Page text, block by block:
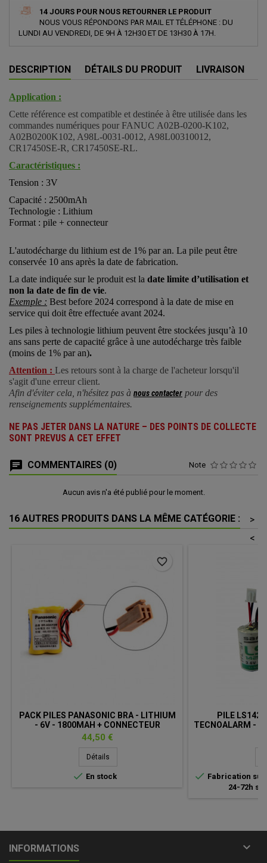
14 JOURS POUR NOUS RETOURNER LE PRODUIT
NOUS VOUS RÉPONDONS PAR MAIL ET TÉLÉPHONE : DU
LUNDI AU VENDREDI, DE 9H À 12H30 ET DE 13H30 À 17H.
DESCRIPTION DÉTAILS DU PRODUIT LIVRAISON
Application :
Cette référence est compatible et destinée à être utilisée dans les
commandes numériques pour FANUC A02B-0200-K102,
A02B0200K102, A98L-0031-0012, A98L00310012,
CR17450SE-R, CR17450SE-RL.
Caractéristiques :
Tension : 3V
Capacité : 2500mAh
Technologie : Lithium
Format : pile + connecteur
L'autodécharge du lithium est de 1% par an. La pile peut être
conservée 10 ans après la date de fabrication.
La date indiquée sur le produit est la date limite d’utilisation et
non la date de fin de vie.
Exemple : Best before 2024 correspond à la date de mise en
service qui doit être effectuée avant 2024.
Les piles à technologie lithium peuvent être stockées jusqu’à 10
ans sans perte de capacité grâce à une autodécharge très faible
(moins de 1% par an).
Attention : Les retours sont à la charge de l'acheteur lorsqu'il
s'agit d'une erreur client.
Afin d'éviter cela, n'hésitez pas à nous contacter pour des
renseignements supplémentaires.
NE PAS JETER DANS LA NATURE – DES POINTS DE COLLECTE
SONT PREVUS A CET EFFET
COMMENTAIRES (0) Note
Aucun avis n'a été publié pour le moment.
16 AUTRES PRODUITS DANS LA MÊME CATÉGORIE :
>
<
PACK PILES PANASONIC BRA - LITHIUM
- 6V - 1800MAH + CONNECTEUR
Prix
44,50 €
Détails
 En stock
favorite_border
PILE
TECNOALARM -
 Fabrication sur
24-72h
INFORMATIONS 